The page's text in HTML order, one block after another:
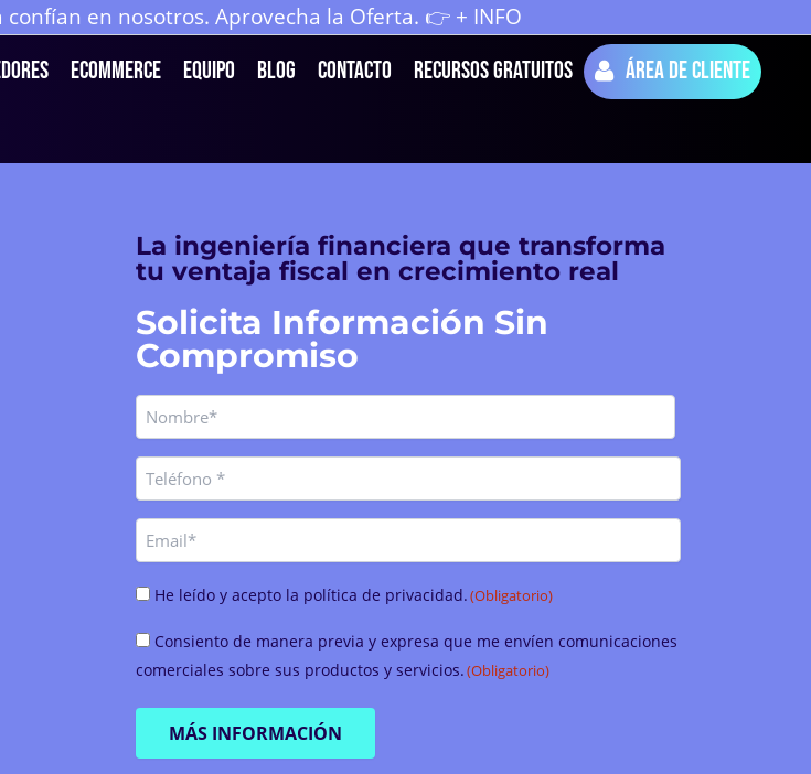
en nosotros. Aprovecha la Oferta. 👉 + INFO
ECOMMERCE Equipo Blog Contacto Recursos Gratuitos
Área de cliente
La ingeniería financiera que transforma
tu ventaja fiscal en crecimiento real
Solicita Información Sin
Compromiso
Nombre
(Obligatorio)
Nombre
Teléfono
(Obligatorio)
Email
Consentimiento
He leído y acepto la política de privacidad.(Obligatorio)
Consentimiento
(Obligatorio)
Consiento de manera previa y expresa que me envíen comunicaciones
comerciales sobre sus productos y servicios.(Obligatorio)